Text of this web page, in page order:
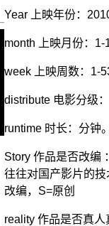
Year 上映年份：
month 上映月份：1-
week 上映周数：1-
distribute 电影分级
runtime 时长：分钟
Story 作品是否改编
往往对国产影片的
改编，S=原创
reality 作品是否真